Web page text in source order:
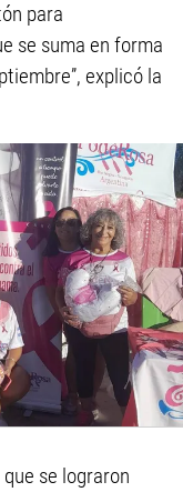
para
se suma en forma
explicó la
se lograron